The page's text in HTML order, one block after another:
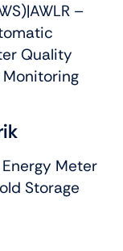
|AWLR –
Quality
Monitoring
Meter
Storage